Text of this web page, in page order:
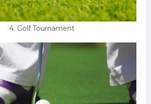
4. Golf Tournament